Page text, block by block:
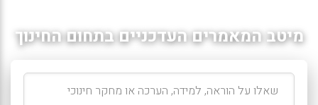
מיטב המאמרים העדכניים בתחום החינוך